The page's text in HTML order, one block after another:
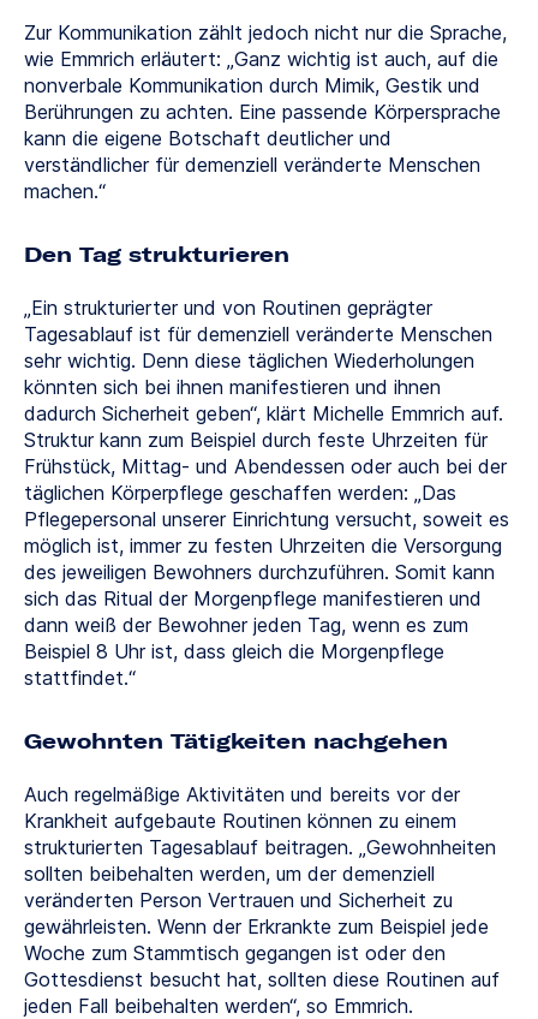
Zur Kommunikation zählt jedoch nicht nur die Sprache,
wie Emmrich erläutert: „Ganz wichtig ist auch, auf die
nonverbale Kommunikation durch Mimik, Gestik und
Berührungen zu achten. Eine passende Körpersprache
kann die eigene Botschaft deutlicher und
verständlicher für demenziell veränderte Menschen
machen.“
Den Tag strukturieren
„Ein strukturierter und von Routinen geprägter
Tagesablauf ist für demenziell veränderte Menschen
sehr wichtig. Denn diese täglichen Wiederholungen
könnten sich bei ihnen manifestieren und ihnen
dadurch Sicherheit geben“, klärt Michelle Emmrich auf.
Struktur kann zum Beispiel durch feste Uhrzeiten für
Frühstück, Mittag- und Abendessen oder auch bei der
täglichen Körperpflege geschaffen werden: „Das
Pflegepersonal unserer Einrichtung versucht, soweit es
möglich ist, immer zu festen Uhrzeiten die Versorgung
des jeweiligen Bewohners durchzuführen. Somit kann
sich das Ritual der Morgenpflege manifestieren und
dann weiß der Bewohner jeden Tag, wenn es zum
Beispiel 8 Uhr ist, dass gleich die Morgenpflege
stattfindet.“
Gewohnten Tätigkeiten nachgehen
Auch regelmäßige Aktivitäten und bereits vor der
Krankheit aufgebaute Routinen können zu einem
strukturierten Tagesablauf beitragen. „Gewohnheiten
sollten beibehalten werden, um der demenziell
veränderten Person Vertrauen und Sicherheit zu
gewährleisten. Wenn der Erkrankte zum Beispiel jede
Woche zum Stammtisch gegangen ist oder den
Gottesdienst besucht hat, sollten diese Routinen auf
jeden Fall beibehalten werden“, so Emmrich.